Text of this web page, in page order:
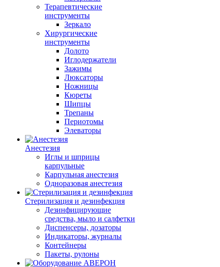
Терапевтические
инструменты
Зеркало
Хирургические
инструменты
Долото
Иглодержатели
Зажимы
Люксаторы
Ножницы
Кюреты
Шипцы
Трепаны
Периотомы
Элеваторы
Анестезия
Иглы и шприцы
карпульные
Карпульная анестезия
Одноразовая анестезия
Стерилизация и дезинфекция
Дезинфицирующие
средства, мыло и салфетки
Диспенсеры, дозаторы
Индикаторы, журналы
Контейнеры
Пакеты, рулоны